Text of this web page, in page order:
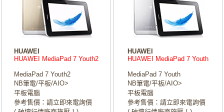
HUAWEI
HUAWEI MediaPad 7 Youth2
MediaPad 7 Youth2
NB筆電/平板/AIO>
平板電腦
參考售價：請立即來電詢價
HUAWEI
HUAWEI MediaPad 7 Youth
MediaPad 7 Youth
NB筆電/平板/AIO>
平板電腦
參考售價：請立即來電詢價